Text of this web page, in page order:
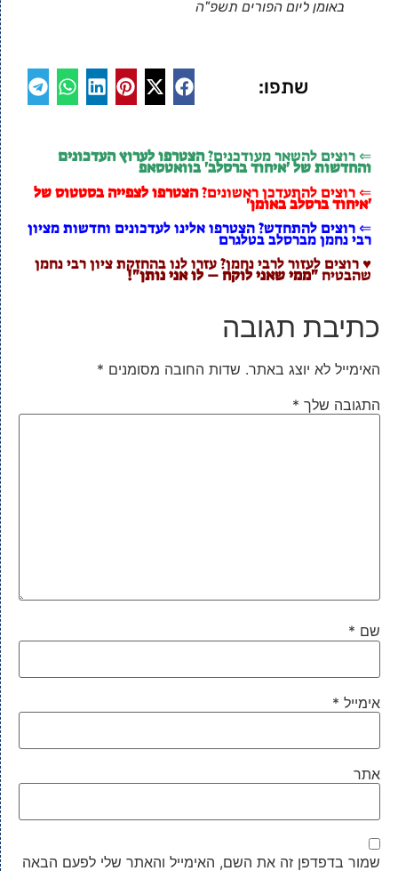
באומן ליום הפורים תשפ"ה
שתפו:
⇐ רוצים להשאר מעודכנים?הצטרפו לערוץ העדכונים
והחדשות של 'איחוד ברסלב' בוואטסאפ
⇐ רוצים להתעדכן ראשונים?הצטרפו לצפייה בסטטוס של
'איחוד ברסלב באומן'
⇐ רוצים להתחדש? הצטרפו אלינו לעדכונים וחדשות מציון
רבי נחמן מברסלב בטלגרם
♥ רוצים לעזור לרבי נחמן? עזרו לנו בהחזקת ציון רבי נחמן
שהבטיח"ממי שאני לוקח – לו אני נותן"!
כתיבת תגובה
האימייל לא יוצג באתר. שדות החובה מסומנים *
התגובה שלך *
שם *
אימייל *
אתר
שמור בדפדפן זה את השם, האימייל והאתר שלי לפעם הבאה